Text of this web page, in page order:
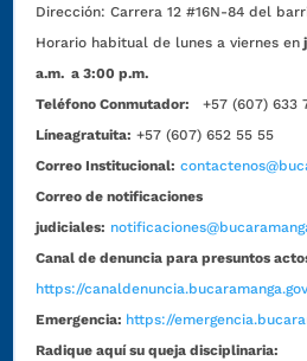
Dirección:Carrera 12 #16N-84 del
Horario habitual de lunes a viernes en
a.m. a 3:00 p.m.
Teléfono Conmutador:
+57 (607) 633
Líneagratuita: +57 (607) 652 55 55
Correo Institucional:
Correo de notificaciones
judiciales:
Canal de denuncia para presuntos
https://
Emergencia: https://
Radique aquí su queja disciplinaria: